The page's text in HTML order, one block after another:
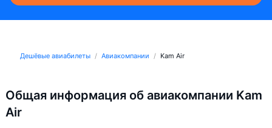
Дешёвые авиабилеты Авиакомпании Kam Air
Общая информация об авиакомпании Kam
Air